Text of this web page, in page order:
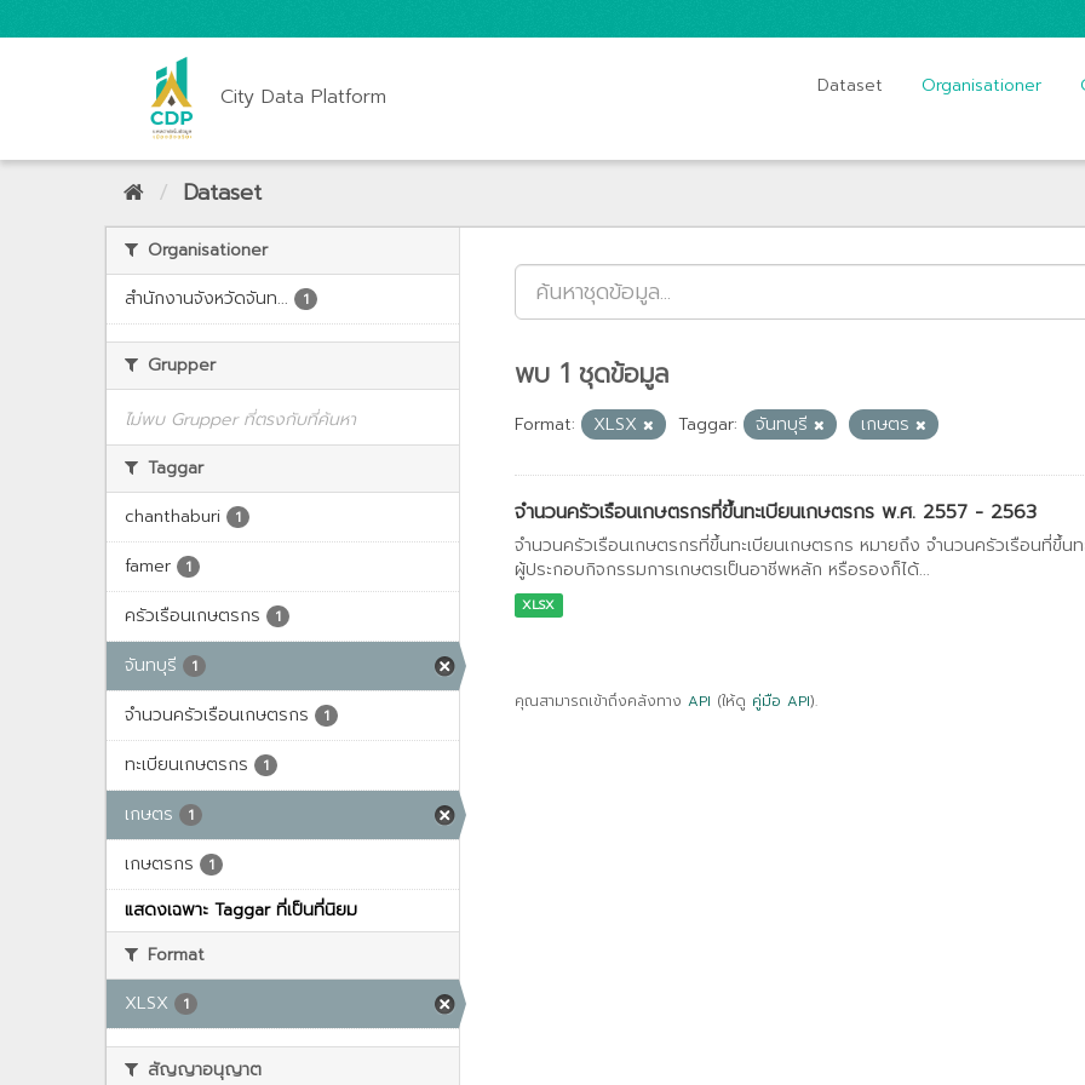
City Data Platform Dataset Organisationer
Dataset
Organisationer
สำนักงานจังหวัดจันท...
1
Grupper
ไม่พบ Grupper ที่ตรงกับที่ค้นหา
Taggar
chanthaburi
1
famer 1
ครัวเรือนเกษตรกร 1
จันทบุรี 1
จำนวนครัวเรือนเกษตรกร 1
ทะเบียนเกษตรกร 1
เกษตร 1
เกษตรกร 1
แสดงเฉพาะ Taggar ที่เป็นที่นิยม
Format
XLSX
1
สัญญาอนุญาต
พบ 1 ชุดข้อมูล
Format: XLSX Taggar: จันทบุรี เกษตร
จำนวนครัวเรือนเกษตรกรที่ขึ้นทะเบียนเกษตรกร พ.ศ. 2557 - 2563
จำนวนครัวเรือนเกษตรกรที่ขึ้นทะเบียนเกษตรกร หมายถึง จำนวนครัวเรือนที่ขึ้น
ผู้ประกอบกิจกรรมการเกษตรเป็นอาชีพหลัก หรือรองก็ได้...
XLSX
คุณสามารถเข้าถึงคลังทาง API (ให้ดู คู่มือ API).